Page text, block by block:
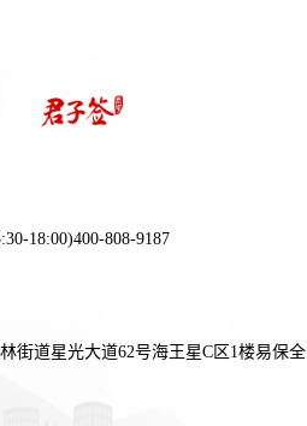
18:00)400-808-9187
街道星光大道62号海王星C区1楼易保全